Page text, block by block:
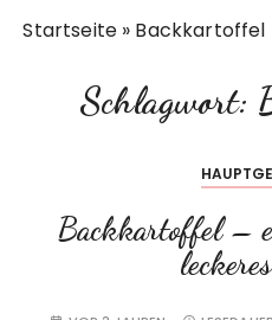
Startseite » Backkartoffel
Schlagwort:
Backkartoffel –